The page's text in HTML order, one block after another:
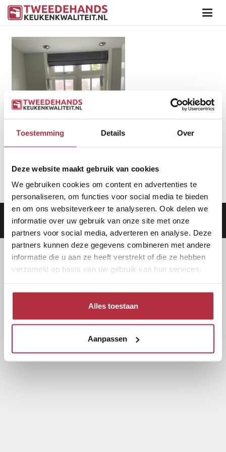
Toestemming Details Over
Deze website maakt gebruik van cookies
We gebruiken cookies om content en advertenties te
personaliseren, om functies voor social media te bieden
en om ons websiteverkeer te analyseren. Ook delen we
informatie over uw gebruik van onze site met onze
partners voor social media, adverteren en analyse. Deze
partners kunnen deze gegevens combineren met andere
informatie die u aan ze heeft verstrekt of die ze hebben
verzameld op basis van uw gebruik van hun services.
Alles toestaan
Aanpassen
Aanbod| Keukens |Levering|Garantie|Privacy Beleid